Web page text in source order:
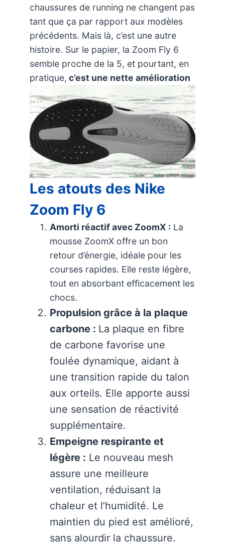
chaussures de running ne changent pas
tant que ça par rapport aux modèles
précédents. Mais là, c’est une autre
histoire. Sur le papier, la Zoom Fly 6
semble proche de la 5, et pourtant, en
pratique, c’est une nette amélioration
Les atouts des Nike
Zoom Fly 6
Amorti réactif avec ZoomX : La
mousse ZoomX offre un bon
retour d’énergie, idéale pour les
courses rapides. Elle reste légère,
tout en absorbant efficacement les
chocs.
Propulsion grâce à la plaque
carbone : La plaque en fibre
de carbone favorise une
foulée dynamique, aidant à
une transition rapide du talon
aux orteils. Elle apporte aussi
une sensation de réactivité
supplémentaire.
Empeigne respirante et
légère : Le nouveau mesh
assure une meilleure
ventilation, réduisant la
chaleur et l’humidité. Le
maintien du pied est amélioré,
sans alourdir la chaussure.